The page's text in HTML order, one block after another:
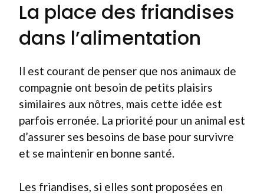
La place des friandises
dans l’alimentation
Il est courant de penser que nos animaux de
compagnie ont besoin de petits plaisirs
similaires aux nôtres, mais cette idée est
parfois erronée. La priorité pour un animal est
d’assurer ses besoins de base pour survivre
et se maintenir en bonne santé.
Les friandises, si elles sont proposées en